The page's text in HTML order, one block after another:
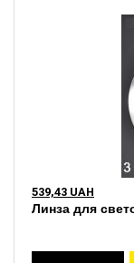
539,43 UAH
Линза для